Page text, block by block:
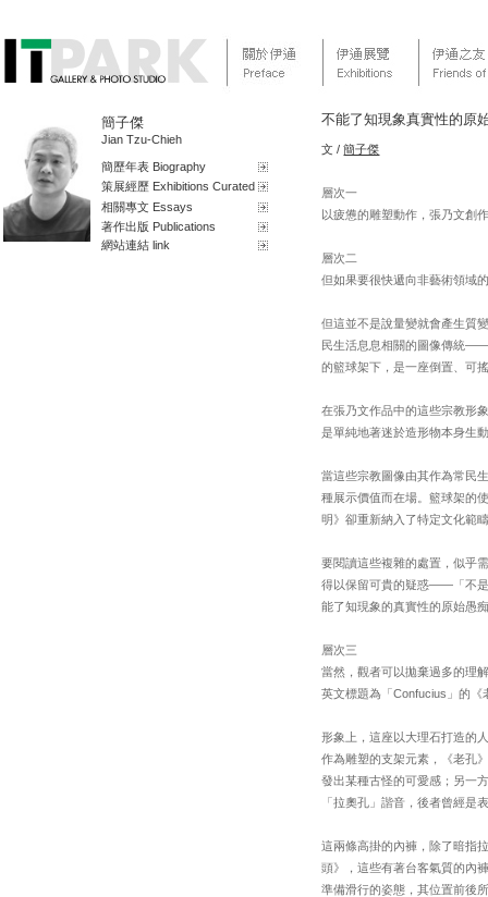
簡子傑
Jian Tzu-Chieh
簡歷年表 Biography
策展經歷 Exhibitions Curated
相關專文 Essays
著作出版 Publications
網站連結 link
不能了知現象真實性的原
文 /簡子傑
層次一
以疲憊的雕塑動作，張乃文創
層次二
但如果要很快遞向非藝術領域
但這並不是說量變就會產生質
民生活息息相關的圖像傳統——
的籃球架下，是一座倒置、可
在張乃文作品中的這些宗教形
是單純地著迷於造形物本身生
當這些宗教圖像由其作為常民
種展示價值而在場。籃球架的
明》卻重新納入了特定文化範
要閱讀這些複雜的處置，似乎
得以保留可貴的疑惑——「不是
能了知現象的真實性的原始愚
層次三
當然，觀者可以拋棄過多的理
英文標題為「Confucius」的
形象上，這座以大理石打造的
作為雕塑的支架元素，《老孔
發出某種古怪的可愛感；另一
「拉奧孔」諧音，後者曾經是
這兩條高掛的內褲，除了暗指
頭》，這些有著台客氣質的內
準備滑行的姿態，其位置前後